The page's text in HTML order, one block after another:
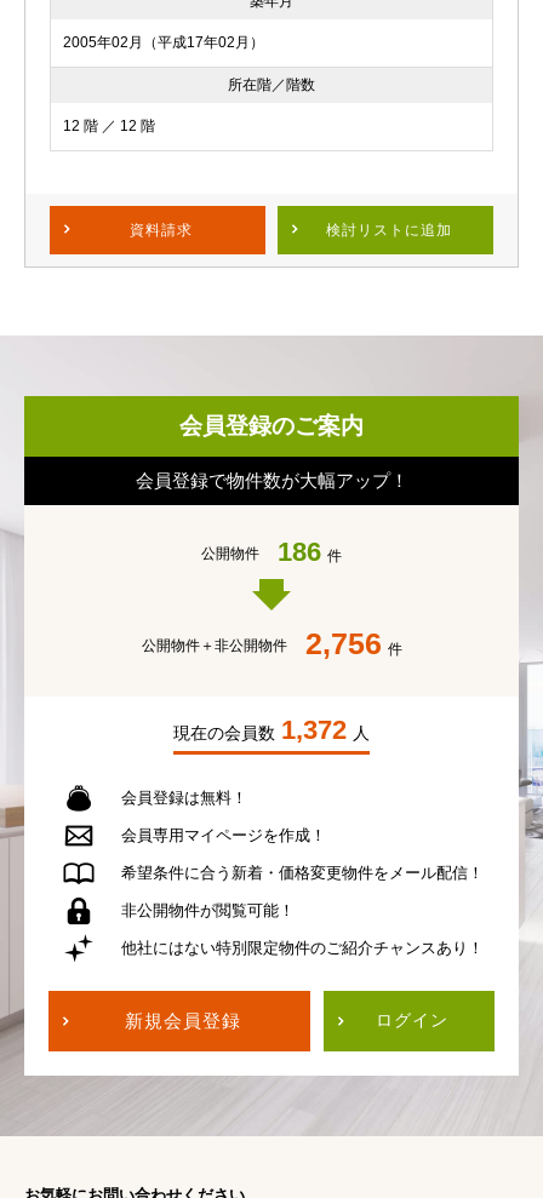
2005年02月（平成17年02月）
所在階／階数
12 階 ／ 12 階
資料請求 検討リスト に追加
会員登録のご案内
会員登録で物件数が大幅アップ！
公開物件 186 件
公開物件＋非公開物件 2,756 件
現在の会員数 1,372 人
会員登録は無料！
会員専用 マイページを作成！
希望条件に合う 新着・価格変更物件を メール配信！
非公開物件が閲覧可能！
他社にはない特別限定物件のご紹介チャンスあり！
新規会員登録 ログイン